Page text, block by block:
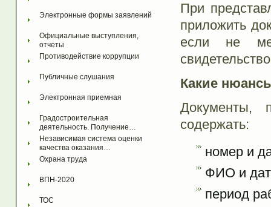
Электронные формы заявлений
Официальные выступления,
отчеты
Противодействие коррупции
Публичные слушания
Электронная приемная
Градостроительная
деятельность. Получение…
Независимая система оценки
качества оказания…
Охрана труда
ВПН-2020
ТОС
При
приложить
если не
Какие
Документы,
содержать:
номер и
ФИО и
период